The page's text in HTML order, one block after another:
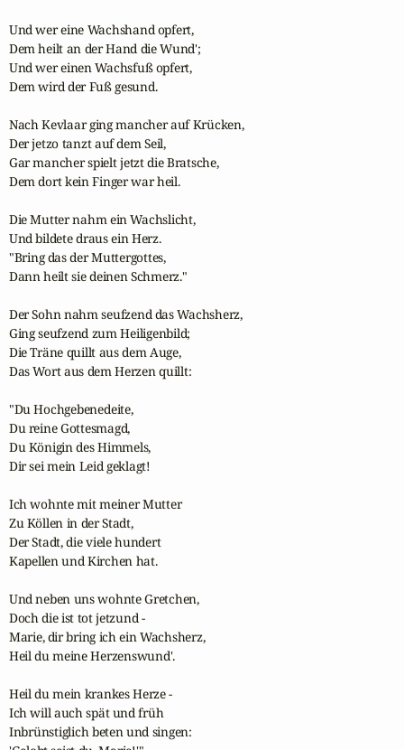
Und wer eine Wachshand opfert,
Dem heilt an der Hand die Wund';
Und wer einen Wachsfuß opfert,
Dem wird der Fuß gesund.
Nach Kevlaar ging mancher auf Krücken,
Der jetzo tanzt auf dem Seil,
Gar mancher spielt jetzt die Bratsche,
Dem dort kein Finger war heil.
Die Mutter nahm ein Wachslicht,
Und bildete draus ein Herz.
"Bring das der Muttergottes,
Dann heilt sie deinen Schmerz."
Der Sohn nahm seufzend das Wachsherz,
Ging seufzend zum Heiligenbild;
Die Träne quillt aus dem Auge,
Das Wort aus dem Herzen quillt:
"Du Hochgebenedeite,
Du reine Gottesmagd,
Du Königin des Himmels,
Dir sei mein Leid geklagt!
Ich wohnte mit meiner Mutter
Zu Köllen in der Stadt,
Der Stadt, die viele hundert
Kapellen und Kirchen hat.
Und neben uns wohnte Gretchen,
Doch die ist tot jetzund -
Marie, dir bring ich ein Wachsherz,
Heil du meine Herzenswund'.
Heil du mein krankes Herze -
Ich will auch spät und früh
Inbrünstiglich beten und singen: